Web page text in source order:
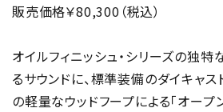
販売価格￥80,300（税込）
オイルフィニッシュ・シリーズの独特
るサウンドに、標準装備のダイキャス
の軽量なウッドフープによる「オープ